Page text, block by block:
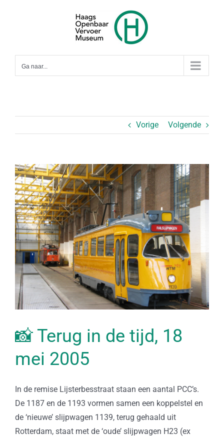
Ga naar...
Vorige Volgende
Bekijk
grotere
afbeelding
📸 Terug in de tijd, 18
mei 2005
In de remise Lijsterbesstraat staan een aantal PCC’s.
De 1187 en de 1193 vormen samen een koppelstel en
de ‘nieuwe’ slijpwagen 1139, terug gehaald uit
Rotterdam, staat met de ‘oude’ slijpwagen H23 (ex